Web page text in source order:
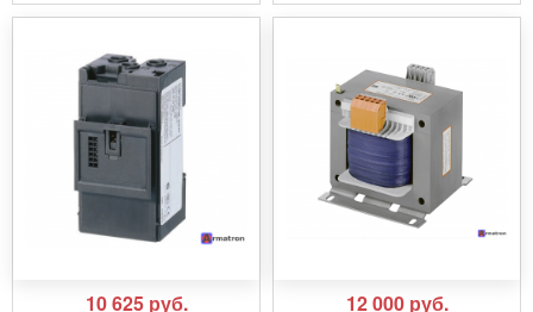
10 625 руб. 12 000 руб.